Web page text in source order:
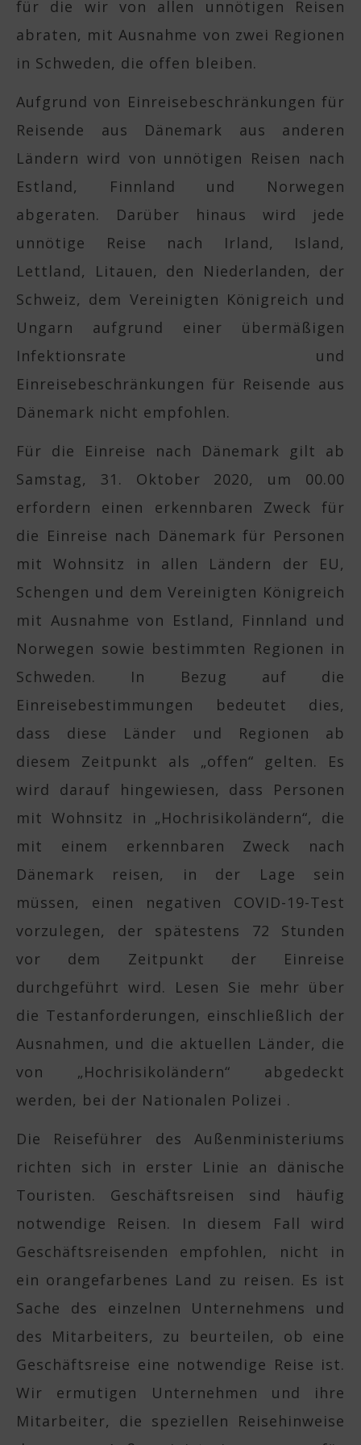
für die wir von allen unnötigen Reisen
abraten, mit Ausnahme von zwei Regionen
in Schweden, die offen bleiben.
Aufgrund von Einreisebeschränkungen für
Reisende aus Dänemark aus anderen
Ländern wird von unnötigen Reisen nach
Estland, Finnland und Norwegen
abgeraten. Darüber hinaus wird jede
unnötige Reise nach Irland, Island,
Lettland, Litauen, den Niederlanden, der
Schweiz, dem Vereinigten Königreich und
Ungarn aufgrund einer übermäßigen
Infektionsrate und
Einreisebeschränkungen für Reisende aus
Dänemark nicht empfohlen.
Für die Einreise nach Dänemark gilt ab
Samstag, 31. Oktober 2020, um 00.00
erfordern einen erkennbaren Zweck für
die Einreise nach Dänemark für Personen
mit Wohnsitz in allen Ländern der EU,
Schengen und dem Vereinigten Königreich
mit Ausnahme von Estland, Finnland und
Norwegen sowie bestimmten Regionen in
Schweden. In Bezug auf die
Einreisebestimmungen bedeutet dies,
dass diese Länder und Regionen ab
diesem Zeitpunkt als „offen“ gelten. Es
wird darauf hingewiesen, dass Personen
mit Wohnsitz in „Hochrisikoländern“, die
mit einem erkennbaren Zweck nach
Dänemark reisen, in der Lage sein
müssen, einen negativen COVID-19-Test
vorzulegen, der spätestens 72 Stunden
vor dem Zeitpunkt der Einreise
durchgeführt wird. Lesen Sie mehr über
die Testanforderungen, einschließlich der
Ausnahmen, und die aktuellen Länder, die
von „Hochrisikoländern“ abgedeckt
werden, bei der Nationalen Polizei .
Die Reiseführer des Außenministeriums
richten sich in erster Linie an dänische
Touristen. Geschäftsreisen sind häufig
notwendige Reisen. In diesem Fall wird
Geschäftsreisenden empfohlen, nicht in
ein orangefarbenes Land zu reisen. Es ist
Sache des einzelnen Unternehmens und
des Mitarbeiters, zu beurteilen, ob eine
Geschäftsreise eine notwendige Reise ist.
Wir ermutigen Unternehmen und ihre
Mitarbeiter, die speziellen Reisehinweise